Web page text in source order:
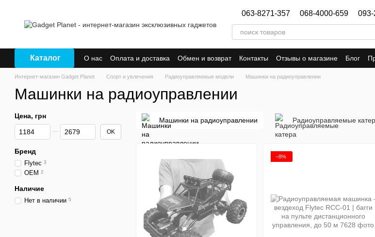
063-8271-357 068-4000-659
Каталог О нас Оплата и доставка Обмен и возврат Контакты Отзывы о магазине Блог
Интернет-магазин Gadget Planet Спорт и увлечения Радиоуправляемые модели Машинки на радиоуправлении
Машинки на радиоуправлении
Машинки на радиоуправлении Радиоуправляемые
−8%
Цена, грн
От Цена, грн
До Цена, грн OK
Бренд
Flytec 3
OEM 2
Наличие
Нет в наличии 5